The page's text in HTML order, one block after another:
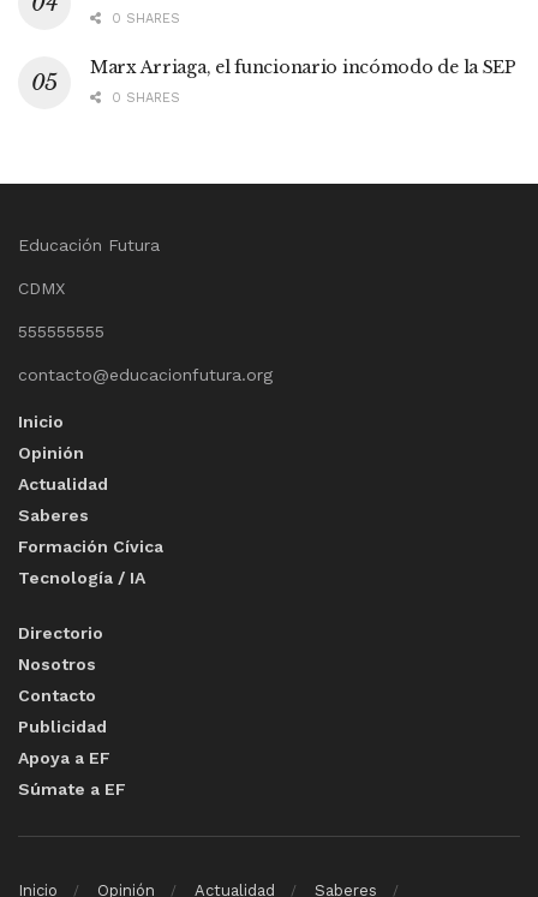
0 SHARES
Marx Arriaga, el funcionario incómodo de la SEP
0 SHARES
Educación Futura
CDMX
555555555
contacto@educacionfutura.org
Inicio
Opinión
Actualidad
Saberes
Formación Cívica
Tecnología / IA
Directorio
Nosotros
Contacto
Publicidad
Apoya a EF
Súmate a EF
Inicio Opinión Actualidad Saberes